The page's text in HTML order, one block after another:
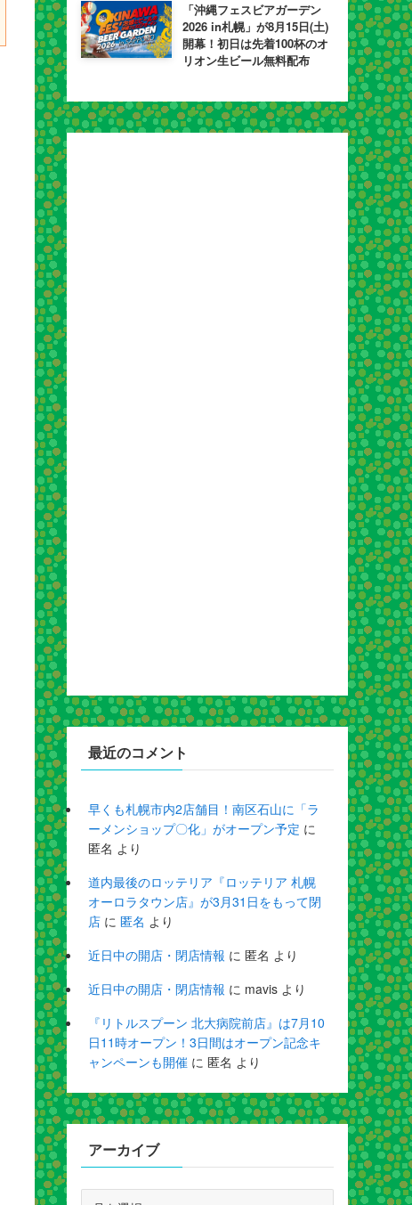
「沖縄フェスビアガーデン
2026 in札幌」が8月15日(土)
開幕！初日は先着100杯のオ
リオン生ビール無料配布
最近のコメント
早くも札幌市内2店舗目！南区石山に「ラ
ーメンショップ〇化」がオープン予定 に
匿名 より
道内最後のロッテリア『ロッテリア 札幌
オーロラタウン店』が3月31日をもって閉
店 に 匿名 より
近日中の開店・閉店情報 に 匿名 より
近日中の開店・閉店情報 に mavis より
『リトルスプーン 北大病院前店』は7月10
日11時オープン！3日間はオープン記念キ
ャンペーンも開催 に 匿名 より
アーカイブ